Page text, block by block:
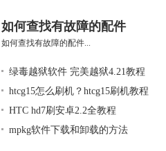
如何查找有故障的配件
如何查找有故障的配件...
绿毒越狱软件 完美越狱4.21教程
htcg15怎么刷机？htcg15刷机教程
HTC hd7刷安卓2.2全教程
mpkg软件下载和卸载的方法